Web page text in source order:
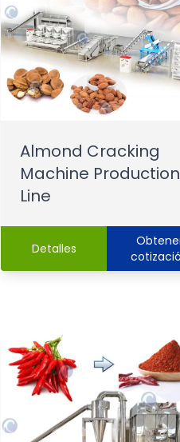
Almond Cracking
Machine Production
Line
Detalles